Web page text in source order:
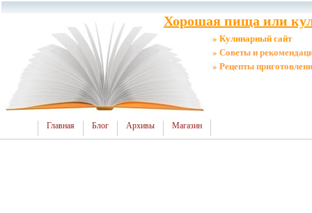
Хорошая пища или
» Кулинарный сайт
» Советы и
» Рецепты
Главная Блог Архивы Магазин